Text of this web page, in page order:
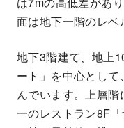
面は地下一階のレベ
地下3階建て、地上
ート」を中心とし
んでいます。上層
一のレストラン8F